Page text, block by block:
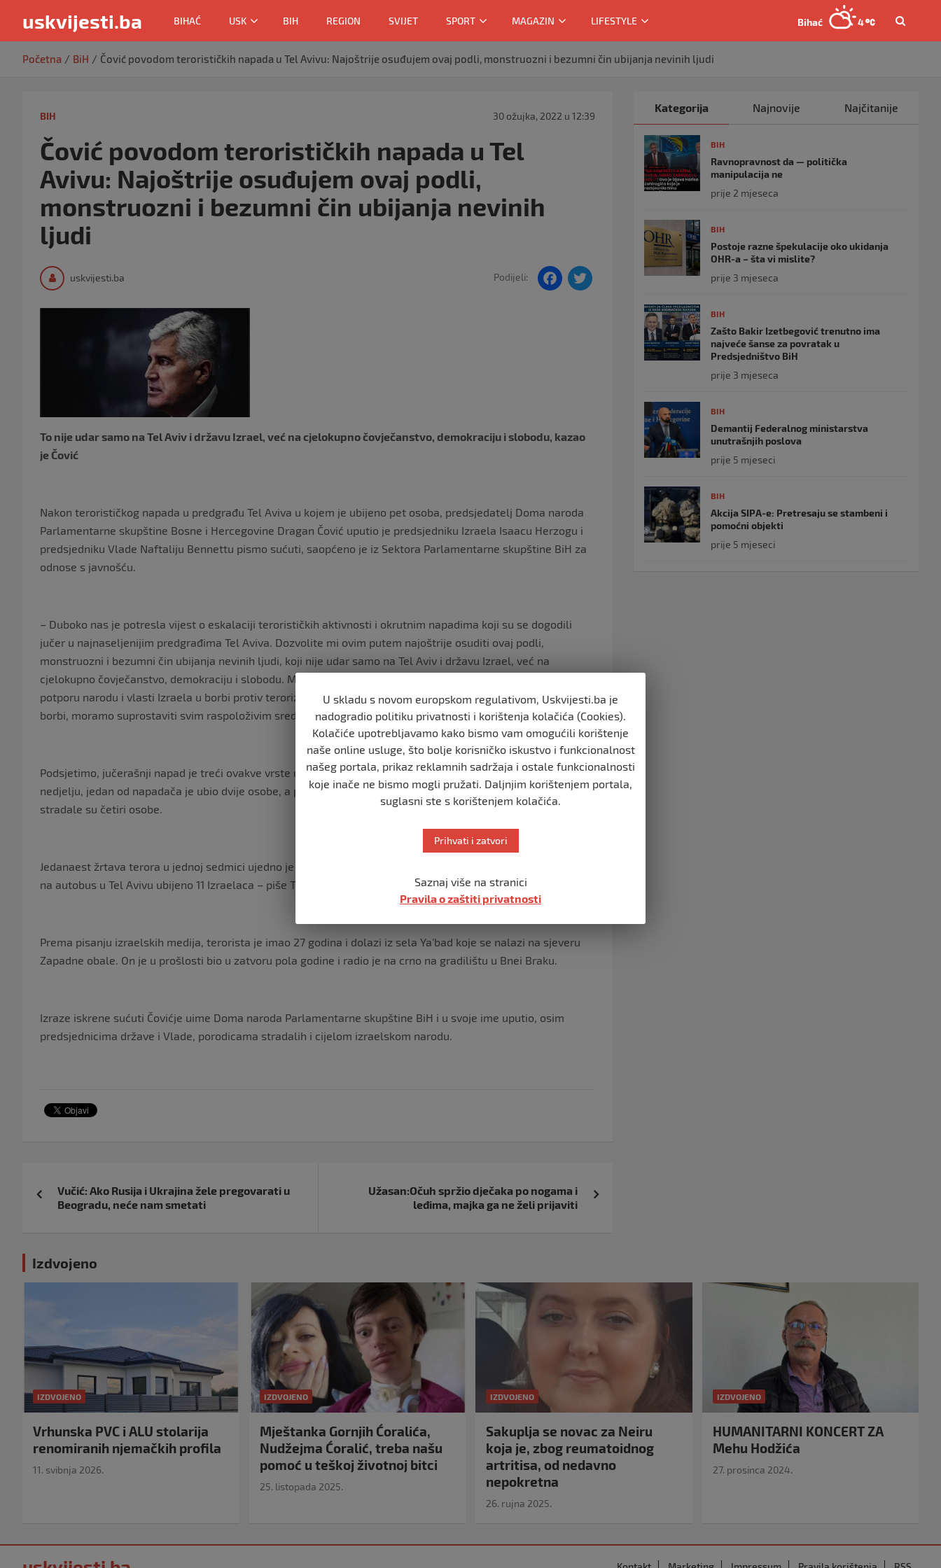
uskvijesti.ba BIHAĆ USK BIH REGION SVIJET SPORT MAGAZIN LIFESTYLE Bihać 4
Početna BiH Čović povodom terorističkih napada u Tel Avivu: Najoštrije osuđujem ovaj podli, monstruozni i bezumni čin ubijanja nevinih ljudi
BIH 30 ožujka, 2022 u 12:39
Čović povodom terorističkih napada u Tel
Avivu: Najoštrije osuđujem ovaj podli,
monstruozni i bezumni čin ubijanja nevinih
ljudi
uskvijesti.ba Podijeli:
F
k
To nije udar samo na Tel Aviv i državu Izrael, već na cjelokupno čovječanstvo, demokraciju i slobodu, kazao
je Čović
Nakon terorističkog napada u predgrađu Tel Aviva u kojem je ubijeno pet osoba, predsjedatelj Doma naroda
Parlamentarne skupštine Bosne i Hercegovine Dragan Čović uputio je predsjedniku Izraela Isaacu Herzogu i
predsjedniku Vlade Naftaliju Bennettu pismo sućuti, saopćeno je iz Sektora Parlamentarne skupštine BiH za
odnose s javnošću.
– Duboko nas je potresla vijest o eskalaciji terorističkih aktivnosti i okrutnim napadima koji su se dogodili
jučer u najnaseljenijim predgrađima Tel Aviva. Dozvolite mi ovim putem najoštrije osuditi ovaj podli,
monstruozni i bezumni čin ubijanja nevinih ljudi, koji nije udar samo na Tel Aviv i državu Izrael, već na
cjelokupno čovječanstvo, demokraciju i slobodu. Moj narod i ja izražavamo duboku solidarnost i iskrenu
potporu narodu i vlasti Izraela u borbi protiv terorizma kojem se odlučnije no ikad, ujedinjeni u zajedničkoj
borbi, moramo suprostaviti svim raspoloživim sredstvima – naveo je Čović.
Podsjetimo, jučerašnji napad je treći ovakve vrste u Izraelu u posljednjih nekoliko dana. U napadu u Haderi u
nedjelju, jedan od napadača je ubio dvije osobe, a prošlog četvrtka u terorističkom napadu u Beershebi
stradale su četiri osobe.
Jedanaest žrtava terora u jednoj sedmici ujedno je i najveći broj žrtava još od 2006. godine kada je u napadu
na autobus u Tel Avivu ubijeno 11 Izraelaca – piše The Times of Israel.
Prema pisanju izraelskih medija, terorista je imao 27 godina i dolazi iz sela Ya’bad koje se nalazi na sjeveru
Zapadne obale. On je u prošlosti bio u zatvoru pola godine i radio je na crno na gradilištu u Bnei Braku.
Izraze iskrene sućuti Čovićje uime Doma naroda Parlamentarne skupštine BiH i u svoje ime uputio, osim
predsjednicima države i Vlade, porodicama stradalih i cijelom izraelskom narodu.
objava
Vučić: Ako Rusija i Ukrajina žele pregovarati u
Beogradu, neće nam smetati
Užasan:Očuh spržio dječaka po nogama i
leđima, majka ga ne želi prijaviti
Kategorija Najnovije Najčitanije
BIH
Ravnopravnost da — politička
manipulacija ne
prije 2 mjeseca
BIH
Postoje razne špekulacije oko ukidanja
OHR-a – šta vi mislite?
prije 3 mjeseca
BIH
Zašto Bakir Izetbegović trenutno ima
najveće šanse za povratak u
Predsjedništvo BiH
prije 3 mjeseca
BIH
Demantij Federalnog ministarstva
unutrašnjih poslova
prije 5 mjeseci
BIH
Akcija SIPA-e: Pretresaju se stambeni i
pomoćni objekti
prije 5 mjeseci
Izdvojeno
IZDVOJENO
Vrhunska PVC i ALU stolarija
renomiranih njemačkih profila
11. svibnja 2026.
IZDVOJENO
Mještanka Gornjih Ćoralića,
Nudžejma Ćoralić, treba našu
pomoć u teškoj životnoj bitci
25. listopada 2025.
IZDVOJENO
Sakuplja se novac za Neiru
koja je, zbog reumatoidnog
artritisa, od nedavno
nepokretna
26. rujna 2025.
IZDVOJENO
HUMANITARNI KONCERT ZA
Mehu Hodžića
27. prosinca 2024.
U skladu s novom europskom regulativom, Uskvijesti.ba je
nadogradio politiku privatnosti i korištenja kolačića (Cookies).
Kolačiće upotrebljavamo kako bismo vam omogućili korištenje
naše online usluge, što bolje korisničko iskustvo i funkcionalnost
našeg portala, prikaz reklamnih sadržaja i ostale funkcionalnosti
koje inače ne bismo mogli pružati. Daljnjim korištenjem portala,
suglasni ste s korištenjem kolačića.
Prihvati i zatvori
Saznaj više na stranici
Pravila o zaštiti privatnosti